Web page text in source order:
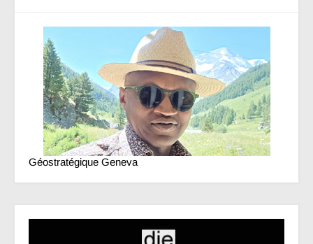
Géostratégique Geneva